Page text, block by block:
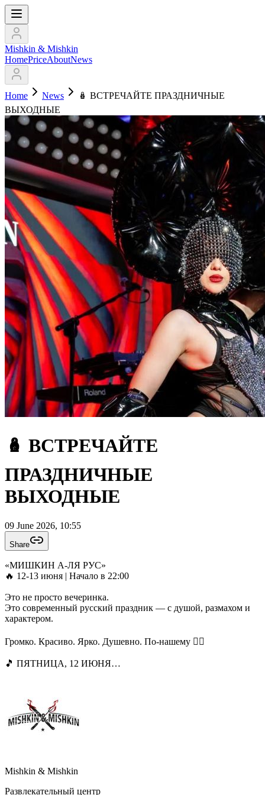
Mishkin & Mishkin
HomePriceAboutNews
Home News
🪆 ВСТРЕЧАЙТЕ ПРАЗДНИЧНЫЕ
ВЫХОДНЫЕ
🪆 ВСТРЕЧАЙТЕ
ПРАЗДНИЧНЫЕ
ВЫХОДНЫЕ
09 June 2026, 10:55
Share
«МИШКИН А-ЛЯ РУС»
🔥 12-13 июня | Начало в 22:00
Это не просто вечеринка.
Это современный русский праздник — с душой, размахом и
характером.
Громко. Красиво. Ярко. Душевно. По-нашему ❤️‍🔥
🎵 ПЯТНИЦА, 12 ИЮНЯ
атмосферу настоящего торжества.
🎵 СУББОТА, 13 ИЮНЯ
✨ Яркие декорации, горящие глаза и танцы
🏎 ДЛЯ ЛЮБИТЕЛЕЙ СКОРОСТИ
Mishkin & Mishkin
Развлекательный центр